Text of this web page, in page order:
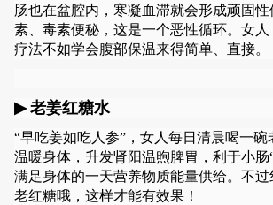
肠也在盆腔内，寒凝血滞就会形成顽固
素、毒素便秘，这是一个恶性循环。女
疗法不如学会腹部保温来得简单、直接。
▶ 老姜红糖水
“早吃姜如吃人参”，女人每日清晨喝一
温暖身体，升发肾阳温煦脾胃，利于小肠
满足身体的一天营养物质能量供给。不
老红糖哦，这样才能有效果！